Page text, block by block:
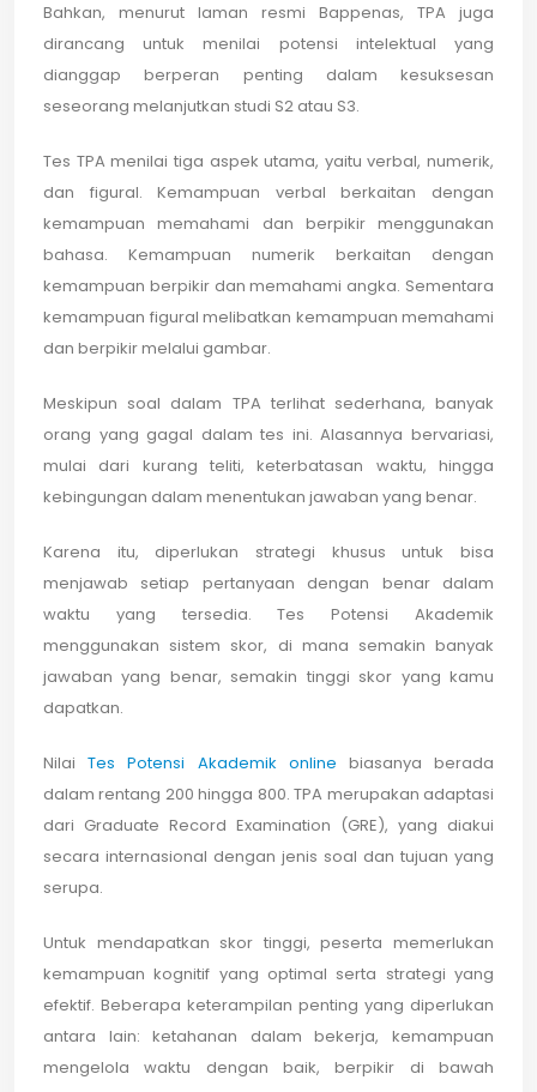
Bahkan, menurut laman resmi Bappenas, TPA juga
dirancang untuk menilai potensi intelektual yang
dianggap berperan penting dalam kesuksesan
seseorang melanjutkan studi S2 atau S3.
Tes TPA menilai tiga aspek utama, yaitu verbal, numerik,
dan figural. Kemampuan verbal berkaitan dengan
kemampuan memahami dan berpikir menggunakan
bahasa. Kemampuan numerik berkaitan dengan
kemampuan berpikir dan memahami angka. Sementara
kemampuan figural melibatkan kemampuan memahami
dan berpikir melalui gambar.
Meskipun soal dalam TPA terlihat sederhana, banyak
orang yang gagal dalam tes ini. Alasannya bervariasi,
mulai dari kurang teliti, keterbatasan waktu, hingga
kebingungan dalam menentukan jawaban yang benar.
Karena itu, diperlukan strategi khusus untuk bisa
menjawab setiap pertanyaan dengan benar dalam
waktu yang tersedia. Tes Potensi Akademik
menggunakan sistem skor, di mana semakin banyak
jawaban yang benar, semakin tinggi skor yang kamu
dapatkan.
NilaiTes Potensi Akademik online biasanya berada
dalam rentang 200 hingga 800. TPA merupakan adaptasi
dari Graduate Record Examination (GRE), yang diakui
secara internasional dengan jenis soal dan tujuan yang
serupa.
Untuk mendapatkan skor tinggi, peserta memerlukan
kemampuan kognitif yang optimal serta strategi yang
efektif. Beberapa keterampilan penting yang diperlukan
antara lain: ketahanan dalam bekerja, kemampuan
mengelola waktu dengan baik, berpikir di bawah